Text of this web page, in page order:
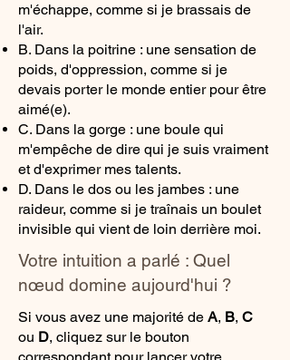
m'échappe, comme si je brassais de
l'air.
B. Dans la poitrine : une sensation de
poids, d'oppression, comme si je
devais porter le monde entier pour être
aimé(e).
C. Dans la gorge : une boule qui
m'empêche de dire qui je suis vraiment
et d'exprimer mes talents.
D. Dans le dos ou les jambes : une
raideur, comme si je traînais un boulet
invisible qui vient de loin derrière moi.
Votre intuition a parlé : Quel
nœud domine aujourd'hui ?
Si vous avez une majorité de A, B, C
ou D, cliquez sur le bouton